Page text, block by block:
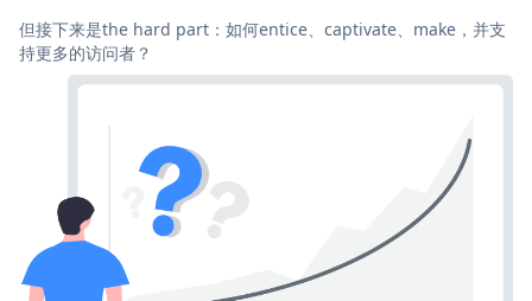
但接下来是the hard part：如何entice、captivate、make，并支
持更多的访问者？